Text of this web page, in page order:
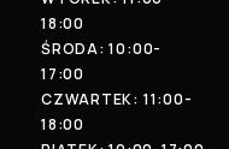
18:00
ŚRODA: 10:00-
17:00
CZWARTEK: 11:00-
18:00